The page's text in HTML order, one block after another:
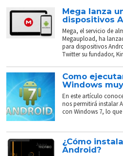
Mega lanza
dispositivos
Mega, el servicio de
Megaupload, ha
para dispositivos
Twitter su fundador,
Como
Windows
En este artículo
nos permitirá instalar
con Windows 7, lo que
¿Cómo
Android?